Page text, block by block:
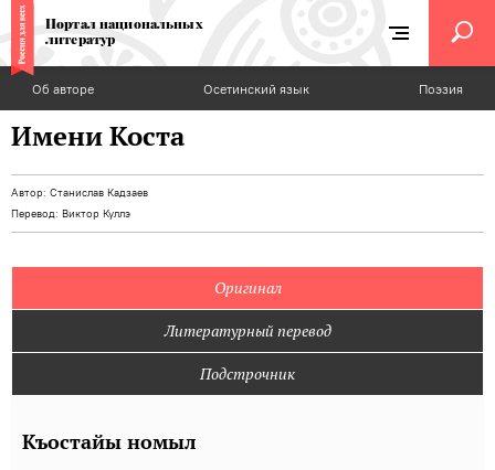
Портал национальных
литератур
Об авторе Осетинский язык Поэзия
Имени Коста
Автор: Станислав Кадзаев
Перевод: Виктор Куллэ
Оригинал
Литературный перевод
Подстрочник
Къостайы номыл